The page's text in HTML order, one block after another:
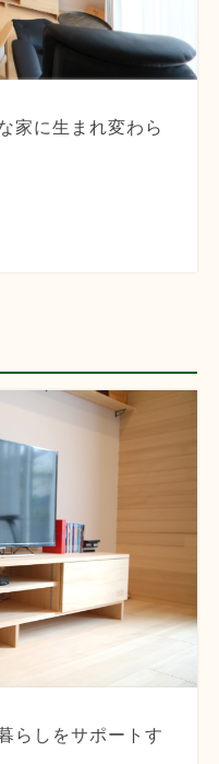
家に生まれ変わら
らしをサポートす